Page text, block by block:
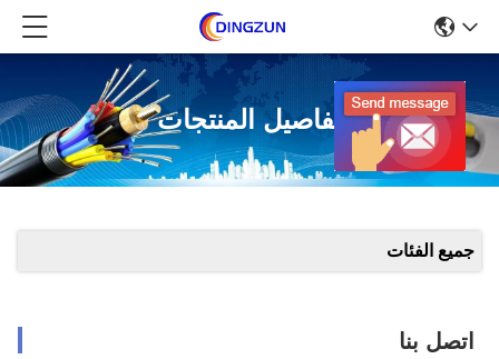
تفاصيل المنتجات
جميع الفئات
اتصل بنا